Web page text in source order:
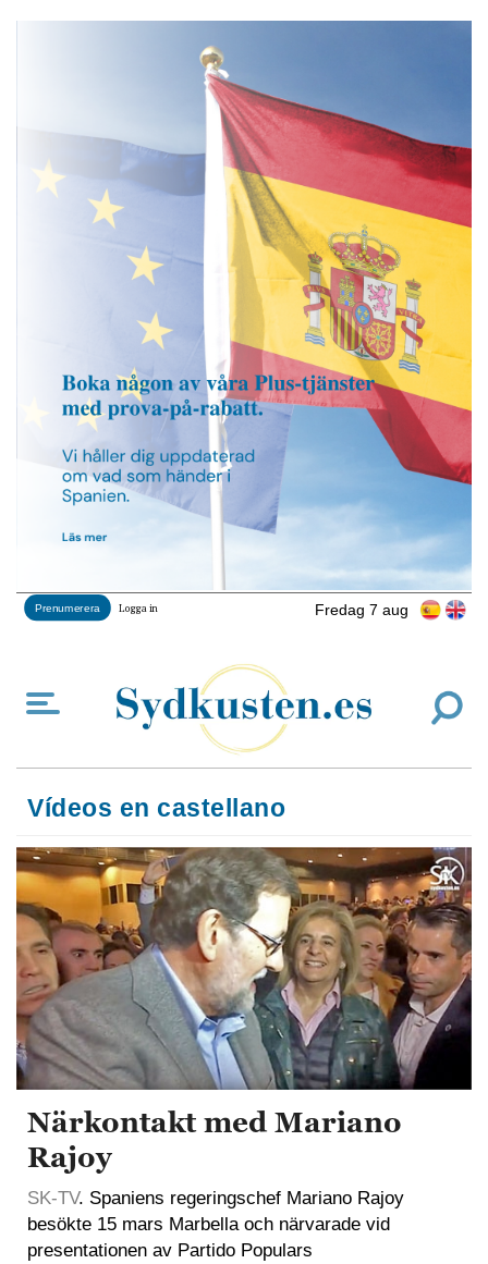
Fredag 7 aug
Prenumerera Logga in
Vídeos en castellano
Närkontakt med Mariano
Rajoy
SK-TV. Spaniens regeringschef Mariano Rajoy
besökte 15 mars Marbella och närvarade vid
presentationen av Partido Populars